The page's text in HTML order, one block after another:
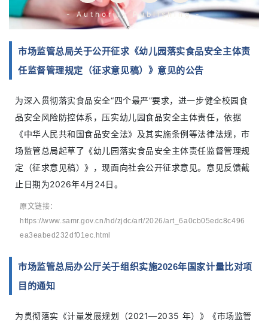
- Authority Publishing -
市场监管总局关于公开征求《幼儿园落实食品安全主体责
任监督管理规定（征求意见稿）》意见的公告
为深入贯彻落实食品安全“四个最严”要求，进一步健全校园食
品安全风险防控体系，压实幼儿园食品安全主体责任，依据
《中华人民共和国食品安全法》及其实施条例等法律法规，市
场监管总局起草了《幼儿园落实食品安全主体责任监督管理规
定（征求意见稿）》，现面向社会公开征求意见。意见反馈截
止日期为2026年4月24日。
原文链接：
https://www.samr.gov.cn/hd/zjdc/art/2026/art_6a0cb05edc8c496
ea3eabed232df01ec.html
市场监管总局办公厅关于组织实施2026年国家计量比对项
目的通知
为贯彻落实《计量发展规划（2021—2035 年）》《市场监管